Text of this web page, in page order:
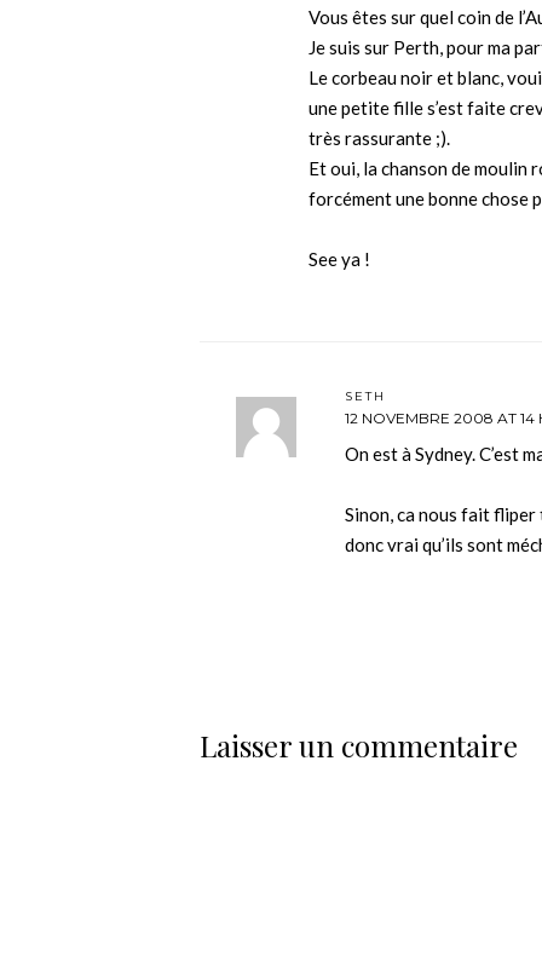
Vous êtes sur quel coin de
Je suis sur Perth, pour ma
Le corbeau noir et blanc,
une petite fille s’est faite
très rassurante ;).
Et oui, la chanson de moulin
forcément une bonne chose
See ya !
SETH
12 NOVEMBRE 2008 AT 14
On est à Sydney. C’est
Sinon, ca nous fait fliper
donc vrai qu’ils sont
Laisser un commentaire